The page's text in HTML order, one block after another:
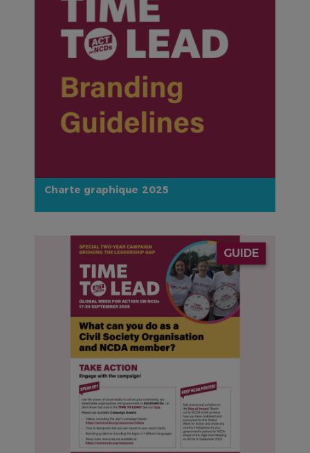
Charte graphique 2025
GUIDE